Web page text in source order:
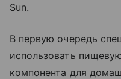
Sun.
В первую очередь
использовать
компонента для